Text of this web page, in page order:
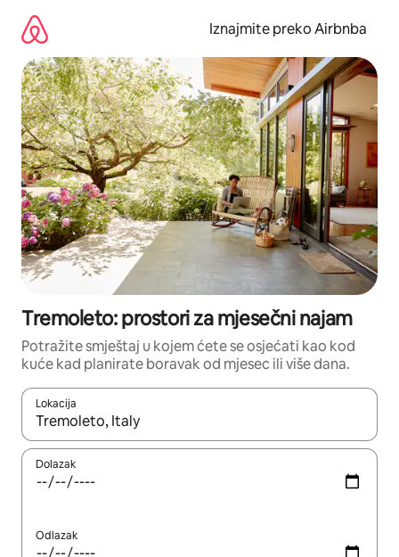
sadržaj
Iznajmite preko Airbnba
Tremoleto: prostori za mjesečni najam
Potražite smještaj u kojem ćete se osjećati kao kod
kuće kad planirate boravak od mjesec ili više dana.
Lokacija
Kada budu dostupni rezultati, moći ćete ih pregledati
Dolazak
Odlazak